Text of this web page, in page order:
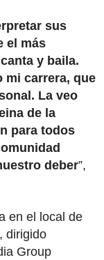
sus
el más
y baila.
mi carrera, que
La veo
de la
para todos
deber”,
en el local de
dirigido
Group